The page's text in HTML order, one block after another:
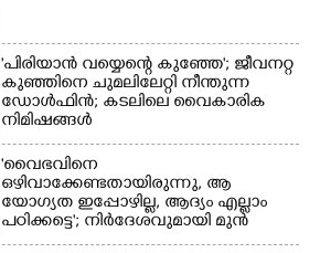
'പിരിയാൻ വയ്യെന്റെ കുഞ്ഞേ'; ജീവനറ്റ
കുഞ്ഞിനെ ചുമലിലേറ്റി നീന്തുന്ന
ഡോൾഫിൻ; കടലിലെ വൈകാരിക
നിമിഷങ്ങൾ
'വൈഭവിനെ
ഒഴിവാക്കേണ്ടതായിരുന്നു,​ ആ
യോഗ്യത ഇപ്പോഴില്ല, ആദ്യം എല്ലാം
പഠിക്കട്ടെ'; നിർദേശവുമായി മുൻ
ക്രിക്കറ്റ് താരം